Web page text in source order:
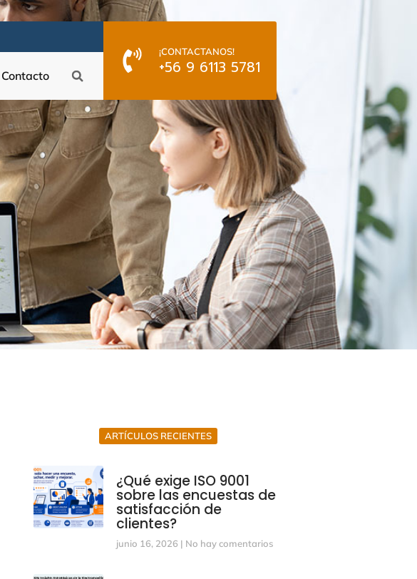
Contacto
¡CONTACTANOS!
+56 9 6113 5781
ARTÍCULOS RECIENTES
¿Qué exige ISO 9001
sobre las encuestas de
satisfacción de
clientes?
junio 16, 2026 No hay comentarios